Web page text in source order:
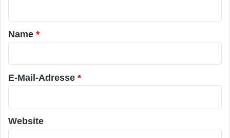
a
r
*
Name *
E-Mail-Adresse *
Website